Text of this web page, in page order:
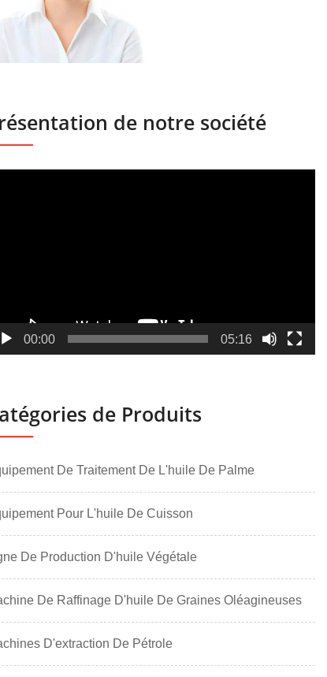
de notre société
00:00 05:16
de Produits
De Traitement De L'huile De Palme
Pour L'huile De Cuisson
De Production D'huile Végétale
De Raffinage D'huile De Graines Oléagineuses
D'extraction De Pétrole